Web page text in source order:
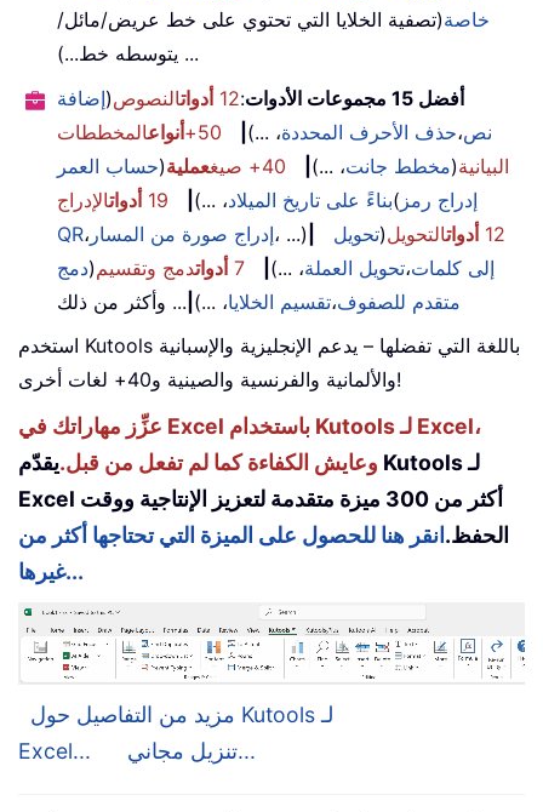
خاصة(تصفية الخلايا التي تحتوي على خط عريض/مائل/
يتوسطه خط...) ...
أفضل 15 مجموعات الأدوات
:
12 أدواتالنصوص(إضافة
نص،حذف الأحرف المحددة، ...) 50+ أنواعالمخططات
البيانية(مخطط جانت، ...) 40+ صيغ عملية(حساب العمر
بناءً على تاريخ الميلاد، ...) 19 أدواتالإدراج ( إدراج رمز
QR، إدراج صورة من المسار، ...) 12 أدواتالتحويل(تحويل
إلى كلمات،تحويل العملة، ...) 7 أدواتدمج وتقسيم(دمج
متقدم للصفوف،تقسيم الخلايا، ...) ... وأكثر من ذلك
استخدم Kutools باللغة التي تفضلها – يدعم الإنجليزية والإسبانية
والألمانية والفرنسية والصينية و40+ لغات أخرى!
عزِّز مهاراتك في Excel باستخدام Kutools لـ Excel،
وعايش الكفاءة كما لم تفعل من قبل.يقدّم Kutools لـ
Excel أكثر من 300 ميزة متقدمة لتعزيز الإنتاجية ووقت
الحفظ. انقر هنا للحصول على الميزة التي تحتاجها أكثر من
غيرها...
مزيد من التفاصيل حول Kutools لـ
Excel...
تنزيل مجاني...